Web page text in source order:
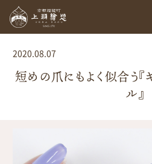
HOME
オンラインショップ
最新情報
読み物
2020.08.07
短めの爪にもよく似合う『
ル』